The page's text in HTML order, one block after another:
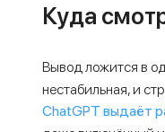
Куда
Вывод ложится в
нестабильная, и
ChatGPT выдаёт